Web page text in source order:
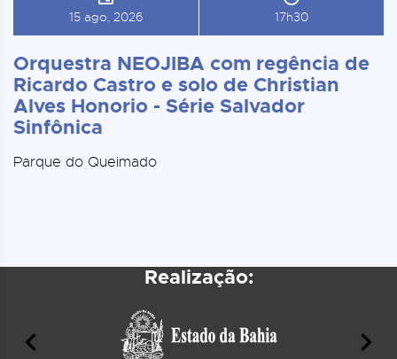
15 ago, 2026 17h30
Orquestra NEOJIBA com regência de
Ricardo Castro e solo de Christian
Alves Honorio - Série Salvador
Sinfônica
Parque do Queimado
Realização: